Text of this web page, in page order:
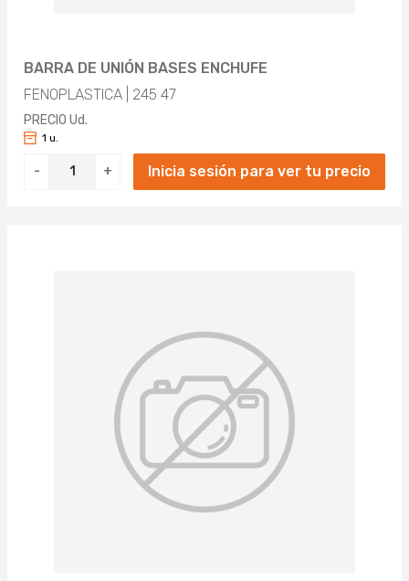
BARRA DE UNIÓN BASES ENCHUFE
FENOPLASTICA | 245 47
PRECIO Ud.
- +
1 u.
Inicia sesión para ver tu precio